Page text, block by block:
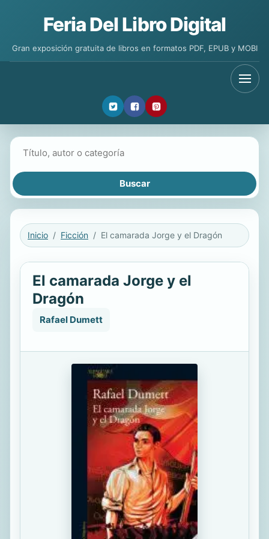
Feria Del Libro Digital
Gran exposición gratuita de libros en formatos PDF, EPUB y MOBI
Inicio Ficción El camarada Jorge y el Dragón
El camarada Jorge y el
Dragón
Rafael Dumett